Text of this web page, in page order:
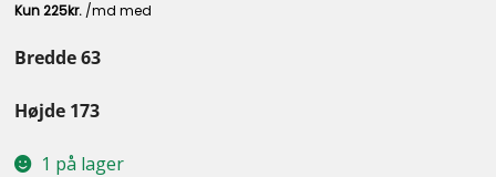
Bredde 63
Højde 173
1 på lager